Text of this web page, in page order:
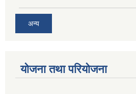
अन्य
योजना तथा परियोजना